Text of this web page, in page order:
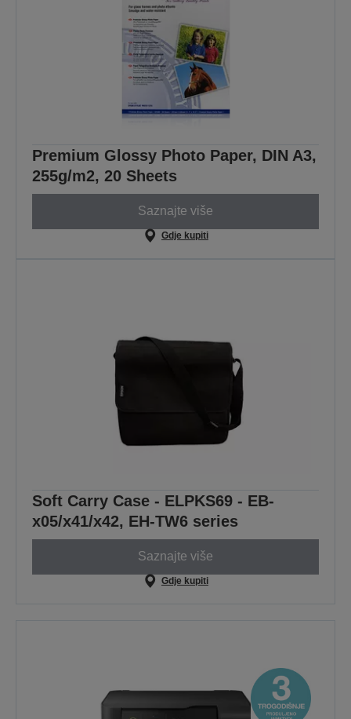
Premium Glossy Photo Paper, DIN A3,
255g/m2, 20 Sheets
Saznajte više
Gdje kupiti
Soft Carry Case - ELPKS69 - EB-
x05/x41/x42, EH-TW6 series
Saznajte više
Gdje kupiti